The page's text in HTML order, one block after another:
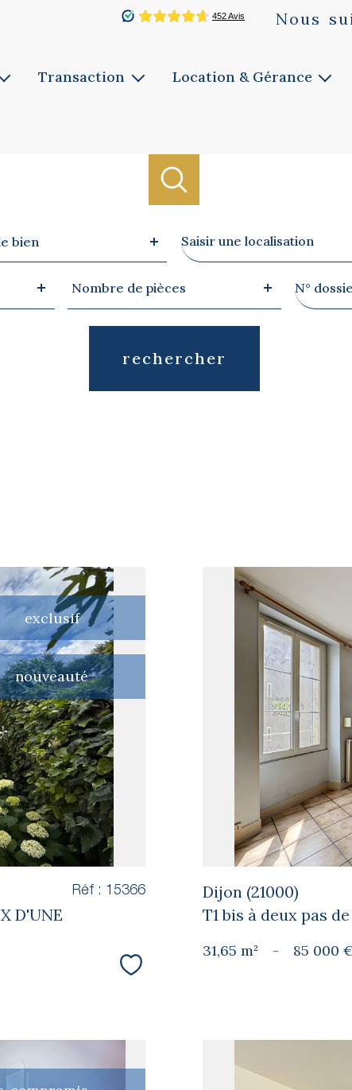
Nous
Transaction Location & Gérance
bien
de
pièces
Nombre de pièces
rechercher
exclusif
nouveauté
D'UNE
Réf : 15366
Sélectionner
Dijon (21000)
T1 bis à deux pas
31,65 m² - 85 000